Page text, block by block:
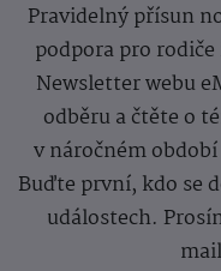
Pravidelný přísun
podpora pro
Newsletter webu
odběru a čtěte o
v náročném
Buďte první, kdo se
událostech.